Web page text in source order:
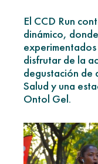
El CCD Run
dinámico,
disfrutar de la
degustación de
Salud y una
Ontol Gel.